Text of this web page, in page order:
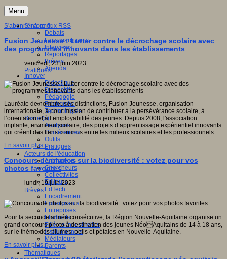
Menu
S'informer
Débats
Faits marquants
Interviews
Reportages
Brèves
Agenda
Innover
Didactique
Dispositifs
Pédagogie
Recherche
Technologies
Savoir(s)
Analyses
Conférences
Outils
Pratiques
Acteurs de l'éducation
Animateurs
Chercheurs
Collectivités
Editeurs
EdTech
Encadrement
Enseignants
Entreprises
Etudiants
Filières industrielles
Institutionnels
Médiateurs
Parents
Thématiques
S'abonner à ce flux RSS
Fusion Jeunesse : Lutter contre le décrochage scolaire avec
des programmes innovants dans les établissements
vendredi, 23 juin 2023
Pratiques
Lauréate de nombreuses distinctions, Fusion Jeunesse, organisation
internationale, a pour mission de contribuer à la persévérance scolaire, à
l’orientation et à l’employabilité des jeunes. Depuis 2008, l'association
implante, en milieu scolaire, des projets d’apprentissage expérientiel innovants
qui créent des liens continus entre les milieux scolaires et les professionnels.
En savoir plus...
Concours de photos sur la biodiversité : votez pour vos
photos favorites
lundi, 19 juin 2023
Brèves
Pour la seconde année consécutive, la Région Nouvelle-Aquitaine organise un
grand concours photo à destination des jeunes NéoAquitains de 14 à 18 ans,
sur le thème des plumes, poils et pétales en Nouvelle-Aquitaine.
En savoir plus...